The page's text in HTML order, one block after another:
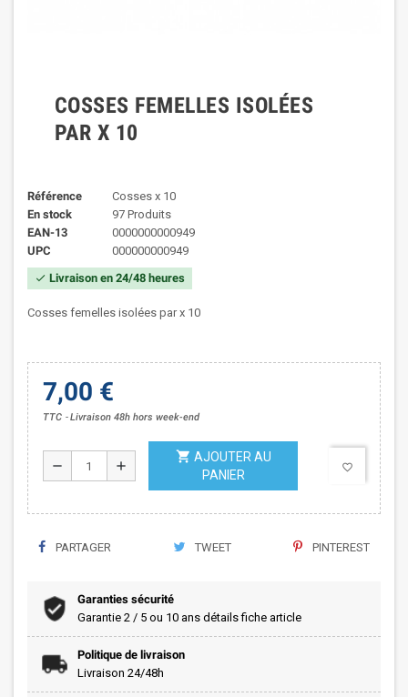
COSSES FEMELLES ISOLÉES
PAR X 10
Référence
Cosses x 10
En stock
97 Produits
EAN-13
0000000000949
UPC
000000000949
check Livraison en 24/48 heures
Cosses femelles isolées par x 10
7,00 €
TTC Livraison 48h hors week-end
remove add
shopping_cart AJOUTER AU
PANIER
favorite_border
PARTAGER TWEET PINTEREST
Garanties sécurité
Garantie 2 / 5 ou 10 ans détails fiche article
Politique de livraison
Livraison 24/48h